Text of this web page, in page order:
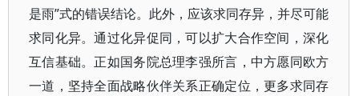
是雨”式的错误结论。此外，应该求同存异，并尽可能
求同化异。通过化异促同，可以扩大合作空间，深化
互信基础。正如国务院总理李强所言，中方愿同欧方
一道，坚持全面战略伙伴关系正确定位，更多求同存